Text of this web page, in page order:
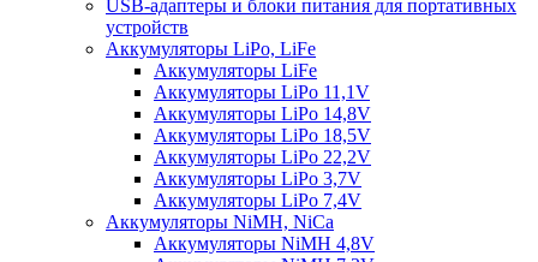
USB-адаптеры и блоки питания для портативных
устройств
Аккумуляторы LiPo, LiFe
Аккумуляторы LiFe
Аккумуляторы LiPo 11,1V
Аккумуляторы LiPo 14,8V
Аккумуляторы LiPo 18,5V
Аккумуляторы LiPo 22,2V
Аккумуляторы LiPo 3,7V
Аккумуляторы LiPo 7,4V
Аккумуляторы NiMH, NiCa
Аккумуляторы NiMH 4,8V